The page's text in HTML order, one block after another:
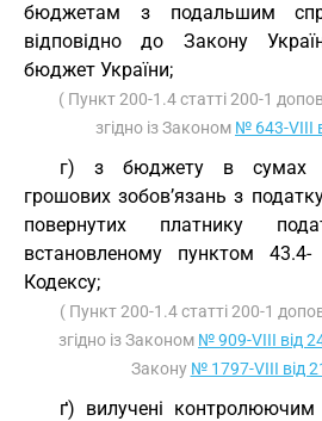
бюджетам з подальшим
відповідно до Закону
бюджет України;
( Пункт 200-1.4 статті 200-1
згідно із Законом № 643-VIII
г) з бюджету в сумах
грошових зобов’язань з
повернутих платнику
встановленому пунктом
Кодексу;
( Пункт 200-1.4 статті 200-1
згідно із Законом № 909-VIII від
Закону № 1797-VIII від
ґ) вилучені контролюючим